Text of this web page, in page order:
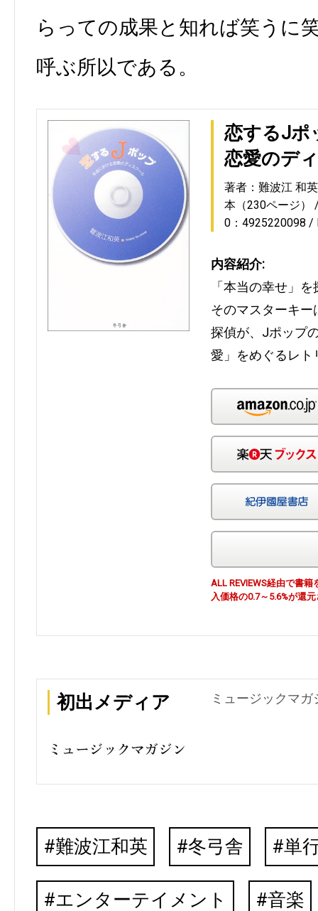
らっての成果と知れば笑うに
呼ぶ所以である。
恋するJ
恋愛のデ
著者：難波江 和英
本（230ページ）
0：4925220098
内容紹介:
「本当の幸せ」
そのマスターキ
探偵が、Jポップ
愛」をめぐるレト
ALL REVIEWS経由で書
入価格の0.7～5.6%が還
初出メディア ミュージックマ
難波江和英 冬弓舎 単
エンターテイメント 音楽